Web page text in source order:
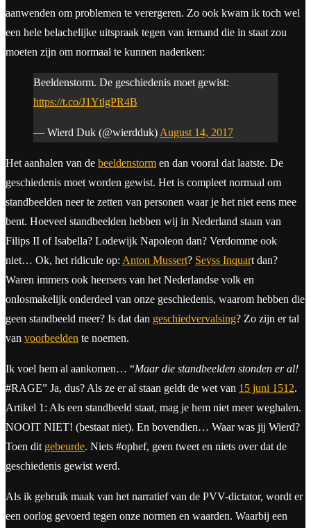
aanwenden om problemen te verergeren. Zo ook kwam ik toch wel
een hele belachelijke uitspraak tegen van iemand die in staat zou
moeten zijn om normaal te kunnen nadenken:
Beeldenstorm. De geschiedenis moet gewist:
https://t.co/J1YtlgPR4B
— Wierd Duk (@wierdduk) August 14, 2017
Het aanhalen van de beeldenstorm en dan vooral dat laatste. De
geschiedenis moet worden gewist. Het is compleet normaal om
standbeelden neer te zetten van personen waar je het niet eens mee
bent. Hoeveel standbeelden hebben wij in Nederland staan van
Filips II of Isabella? Lodewijk Napoleon dan? Verdomme ook
niet… Ok, het ridicule op: Anton Mussert? Seyss Inquart dan?
Waren immers ook heersers van het Nederlandse volk en
onlosmakelijk onderdeel van onze geschiedenis, waarom hebben die
geen standbeeld meer? Is dat dan geschiedvervalsing? Zo zijn er tal
van voorbeelden te noemen.
Ik voel hem al aankomen… “Maar die standbeelden stonden er al!
#RAGE” Ja, dus? Als ze er al staan geldt de wet van 15 juni 1512.
Artikel 1: Als een standbeeld staat, mag je hem niet meer weghalen.
NOOIT NIET! (bestaat niet). En bovendien… Waar was jij Wierd?
Toen dit gebeurde. Niets #ophef, geen tweet en niets over dat de
geschiedenis gewist werd.
Als ik gebruik maak van het narratief van de PVV-dictator, wordt er
een oorlog gevoerd tegen onze normen en waarden. Waarbij een